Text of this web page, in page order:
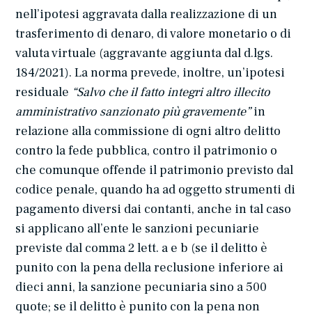
nell’ipotesi aggravata dalla realizzazione di un
trasferimento di denaro, di valore monetario o di
valuta virtuale (aggravante aggiunta dal d.lgs.
184/2021). La norma prevede, inoltre, un’ipotesi
residuale “Salvo che il fatto integri altro illecito
amministrativo sanzionato più gravemente”in
relazione alla commissione di ogni altro delitto
contro la fede pubblica, contro il patrimonio o
che comunque offende il patrimonio previsto dal
codice penale, quando ha ad oggetto strumenti di
pagamento diversi dai contanti, anche in tal caso
si applicano all’ente le sanzioni pecuniarie
previste dal comma 2 lett. a e b (se il delitto è
punito con la pena della reclusione inferiore ai
dieci anni, la sanzione pecuniaria sino a 500
quote; se il delitto è punito con la pena non